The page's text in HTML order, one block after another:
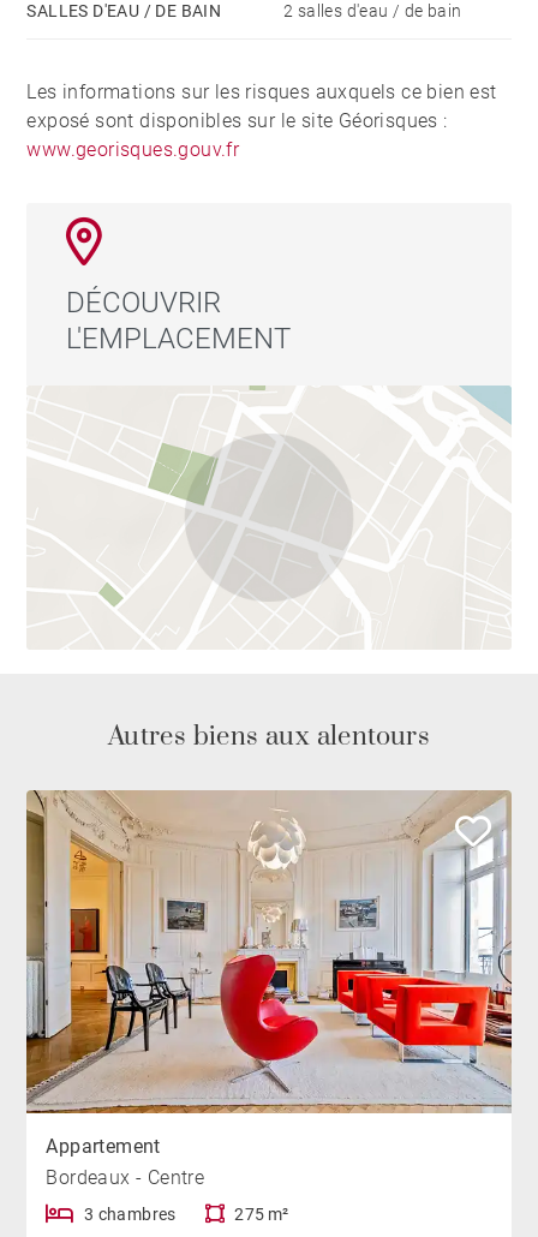
SALLES D'EAU / DE BAIN 2 salles d'eau / de bain
Les informations sur les risques auxquels ce bien est
exposé sont disponibles sur le site Géorisques :
www.georisques.gouv.fr
DÉCOUVRIR
L'EMPLACEMENT
Autres biens aux alentours
Appartement
Bordeaux - Centre
3 chambres 275 m²